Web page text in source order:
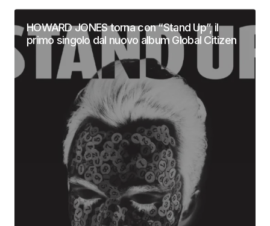
HOWARD JONES torna con “Stand Up”, il
primo singolo dal nuovo album Global Citizen